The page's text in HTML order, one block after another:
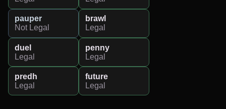
pauper
Not Legal
brawl
Legal
duel
Legal
penny
Legal
predh
Legal
future
Legal